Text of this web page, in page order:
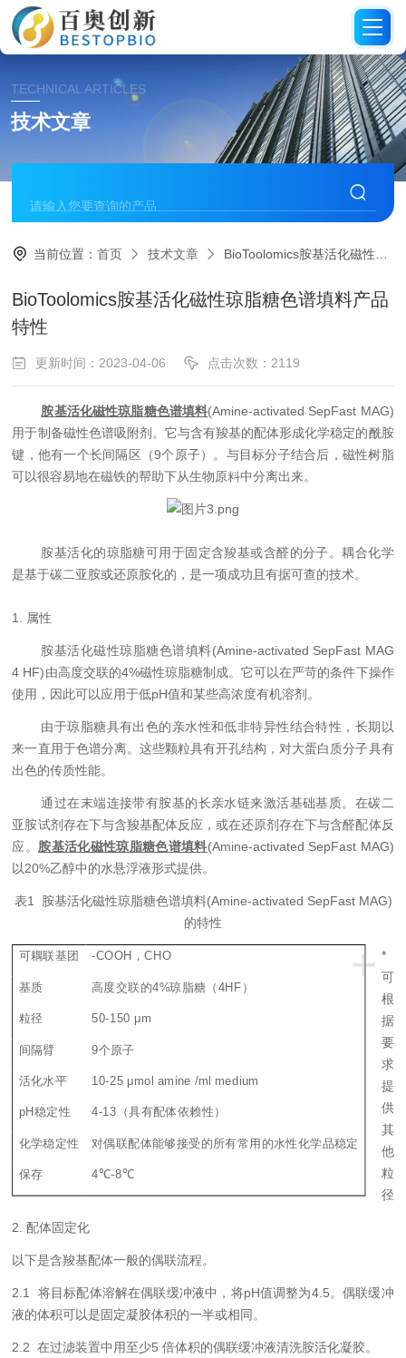
TECHNICAL ARTICLES
技术文章
当前位置：首页 技术文章 BioToolomics胺基活化磁性琼脂糖色谱填料产品特性
BioToolomics胺基活化磁性琼脂糖色谱填料产品
特性
更新时间：2023-04-06 点击次数：2119
胺基活化磁性琼脂糖色谱填料(Amine-activated SepFast MAG)
用于制备磁性色谱吸附剂。它与含有羧基的配体形成化学稳定的酰胺
键，他有一个长间隔区（9个原子）。与目标分子结合后，磁性树脂
可以很容易地在磁铁的帮助下从生物原料中分离出来。
胺基活化的琼脂糖可用于固定含羧基或含醛的分子。耦合化学
是基于碳二亚胺或还原胺化的，是一项成功且有据可查的技术。
1. 属性
胺基活化磁性琼脂糖色谱填料(Amine-activated SepFast MAG
4 HF)由高度交联的4%磁性琼脂糖制成。它可以在严苛的条件下操作
使用，因此可以应用于低pH值和某些高浓度有机溶剂。
由于琼脂糖具有出色的亲水性和低非特异性结合特性，长期以
来一直用于色谱分离。这些颗粒具有开孔结构，对大蛋白质分子具有
出色的传质性能。
通过在末端连接带有胺基的长亲水链来激活基础基质。 在碳二
亚胺试剂存在下与含羧基配体反应，或在还原剂存在下与含醛配体反
应。
胺基活化磁性琼脂糖色谱填料(Amine-activated SepFast MAG)
以20%乙醇中的水悬浮液形式提供。
表1 胺基活化磁性琼脂糖色谱填料(Amine-activated SepFast MAG)
的特性
+
可耦联基团 -COOH ，CHO
基质 高度交联的4%琼脂糖（4HF）
粒径 50-150 μm
间隔臂 9个原子
活化水平 10-25 μmol amine /ml medium
pH稳定性 4-13 （具有配体依赖性）
化学稳定性 对偶联配体能够接受的所有常用的水性化学品稳定
保存 4℃-8℃
*
可
根
据
要
求
提
供
其
他
粒
径
2.配体固定化
以下是含羧基配体一般的偶联流程。
2.1 将目标配体溶解在偶联缓冲液中， 将pH值调整为4.5。偶联缓冲
液的体积可以是固定凝胶体积的一半或相同 。
2.2在过滤装置中用至少5倍体积的偶联缓冲液清洗胺活化凝胶。